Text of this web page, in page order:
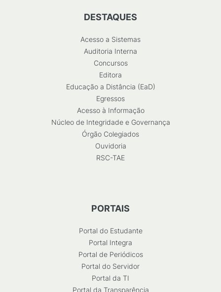
DESTAQUES
Acesso a Sistemas
Auditoria Interna
Concursos
Editora
Educação a Distância (EaD)
Egressos
Acesso à Informação
Núcleo de Integridade e Governança
Órgão Colegiados
Ouvidoria
RSC-TAE
PORTAIS
Portal do Estudante
Portal Integra
Portal de Periódicos
Portal do Servidor
Portal da TI
Portal da Transparência